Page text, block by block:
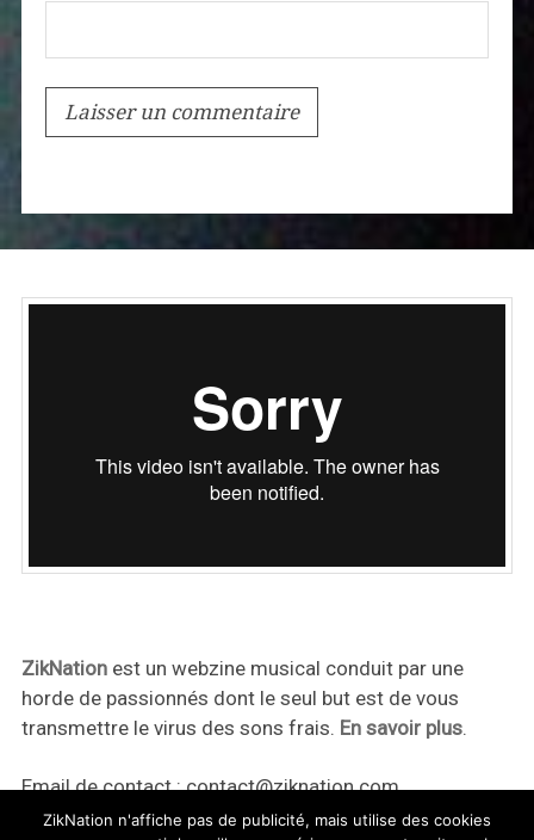
ZikNationest un webzine musical conduit par une
horde de passionnés dont le seul but est de vous
transmettre le virus des sons frais. En savoir plus.
Email de contact :contact@ziknation.com
ZikNation n'affiche pas de publicité, mais utilise des cookies